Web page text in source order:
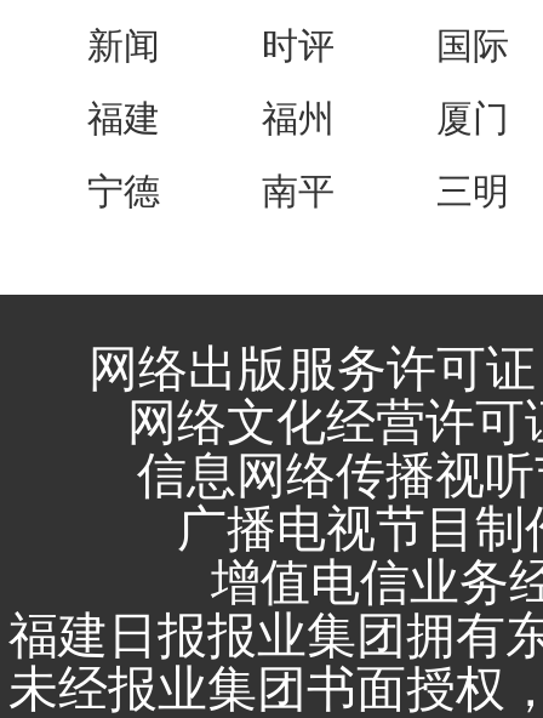
新闻 时评
国际
福建
福州
厦门
宁德
南平 三明
网络出版服务许可
网络文化经营许可
信息网络传播视
广播电视节目
增值电信业务
福建日报报业集团拥有
未经报业集团书面授权